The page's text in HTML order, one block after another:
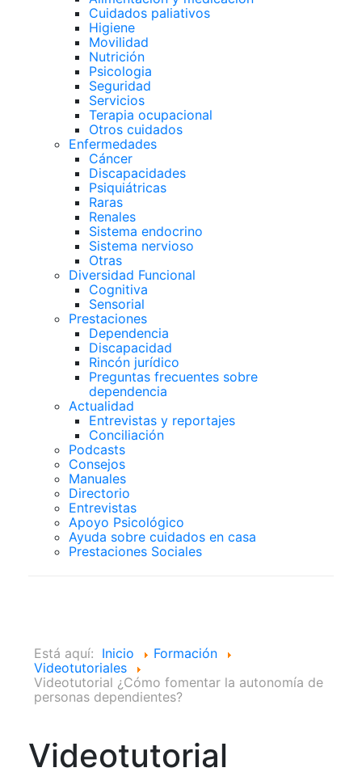
Cuidados paliativos
Higiene
Movilidad
Nutrición
Psicologia
Seguridad
Servicios
Terapia ocupacional
Otros cuidados
Enfermedades
Cáncer
Discapacidades
Psiquiátricas
Raras
Renales
Sistema endocrino
Sistema nervioso
Otras
Diversidad Funcional
Cognitiva
Sensorial
Prestaciones
Dependencia
Discapacidad
Rincón jurídico
Preguntas frecuentes sobre
dependencia
Actualidad
Entrevistas y reportajes
Conciliación
Podcasts
Consejos
Manuales
Directorio
Entrevistas
Apoyo Psicológico
Ayuda sobre cuidados en casa
Prestaciones Sociales
Está aquí: Inicio
Formación
Videotutoriales
Videotutorial ¿Cómo fomentar la autonomía de
personas dependientes?
Videotutorial